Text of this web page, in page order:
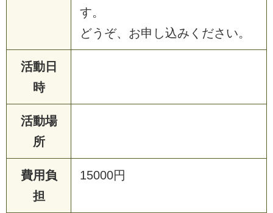
す。
どう ぞ、 お申 し込み く ださ い。
活動日
時
活動場
所
費用負
担
15000円